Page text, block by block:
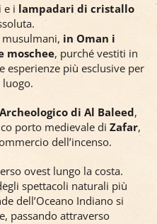
del nostro viaggio,
di Salalah, una delle
il cielo grigio del
e ilampadari di cristallo
musulmani,in Oman i
moschee, purché vestiti in
più esclusive per
luogo.